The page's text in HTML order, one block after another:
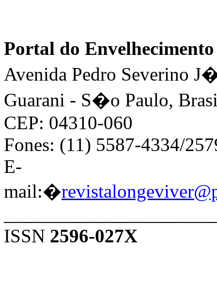
Portal do
Avenida Pedro Severino
Guarani - S�o Paulo,
CEP: 04310-060
Fones: (11) 5587-4334/
E-
mail:�
ISSN 2596-027X